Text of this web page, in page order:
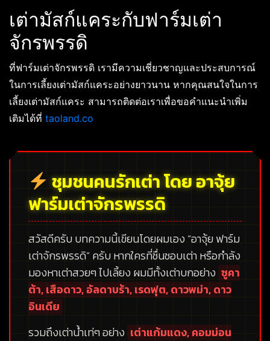
เต่ามัสก์แคระกับฟาร์มเต่า
จักรพรรดิ
ที่ฟาร์มเต่าจักรพรรดิ เรามีความเชี่ยวชาญและประสบการณ์
ในการเลี้ยงเต่ามัสก์แคระอย่างยาวนาน หากคุณสนใจในการ
เลี้ยงเต่ามัสก์แคระ สามารถติดต่อเราเพื่อขอคำแนะนำเพิ่ม
เติมได้ที่ taoland.co
ชุมชนคนรักเต่า โดย อาจุ้ย
ฟาร์มเต่าจักรพรรดิ
สวัสดีครับ บทความนี้เขียนโดยผมเอง “อาจุ้ย ฟาร์ม
เต่าจักรพรรดิ”ครับ หากใครที่ชื่นชอบเต่า หรือกำลัง
มองหาเต่าสวยๆ ไปเลี้ยง ผมมีทั้งเต่าบกอย่าง ซูคา
ต้า, เสือดาว, อัลดาบร้า, เรดฟุต, ดาวพม่า, ดาว
อินเดีย
รวมถึงเต่าน้ำเท่ๆ อย่าง เต่าแก้มแดง, คอมม่อน